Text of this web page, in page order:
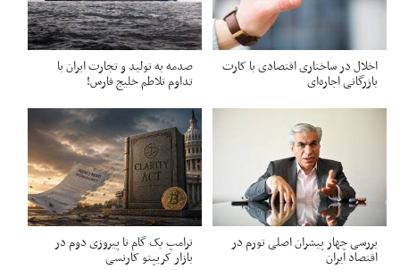
اخلال در ساختاری اقتصادی با کارت‌
بازرگانی اجاره‌ای
صدمه به تولید و تجارت ایران با
تداوم تلاطم خلیج فارس!
بررسی چهار پیشران اصلی تورم در
اقتصاد ایران
ترامپ یک گام تا پیروزی دوم در
بازار کریپتو کارنسی